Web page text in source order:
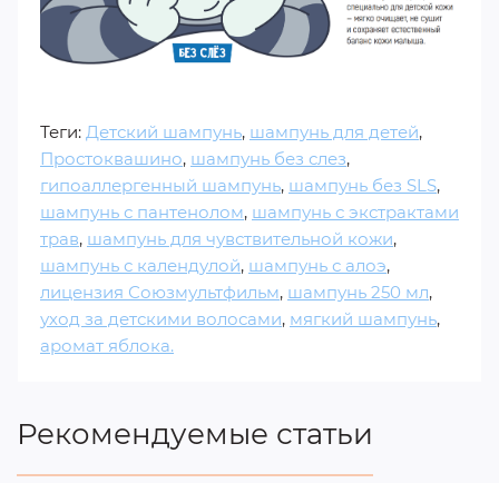
Теги: Детский шампунь, шампунь для детей,
Простоквашино, шампунь без слез,
гипоаллергенный шампунь, шампунь без SLS,
шампунь с пантенолом, шампунь с экстрактами
трав, шампунь для чувствительной кожи,
шампунь с календулой, шампунь с алоэ,
лицензия Союзмультфильм, шампунь 250 мл,
уход за детскими волосами, мягкий шампунь,
аромат яблока.
Рекомендуемые статьи